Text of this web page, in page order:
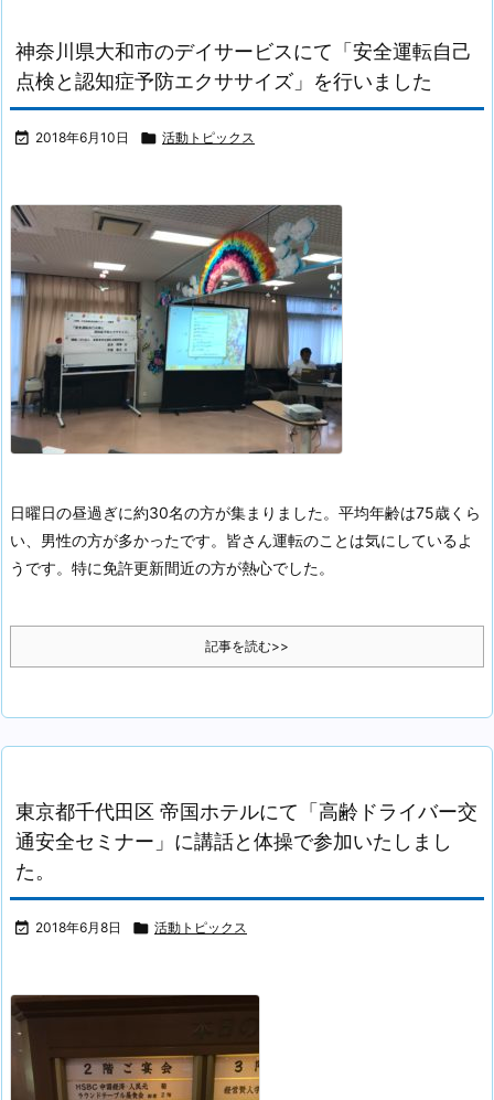
神奈川県大和市のデイサービスにて「安全運転自己
点検と認知症予防エクササイズ」を行いました
 2018年6月10日  活動トピックス
日曜日の昼過ぎに約30名の方が集まりました。 平均年齢は75歳くら
い、男性の方が多かったです。皆さん運転のことは気にしているよ
うです。特に免許更新間近の方が熱心でした。
記事を読む>>
東京都千代田区 帝国ホテルにて「高齢ドライバー交
通安全セミナー」に講話と体操で参加いたしまし
た。
 2018年6月8日  活動トピックス